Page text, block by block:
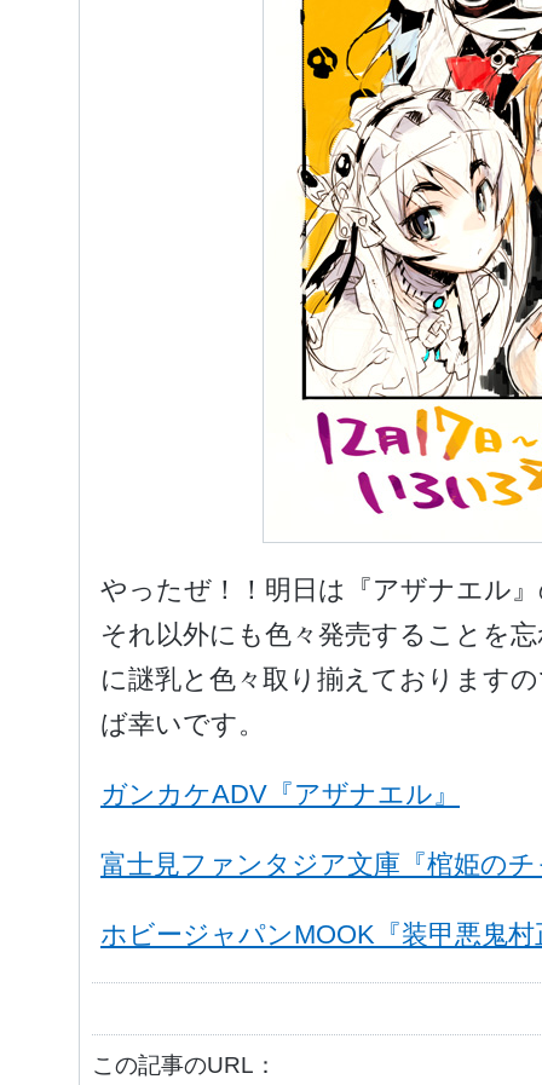
やったぜ！！明日は『アザナエル
それ以外にも色々発売することを
に謎乳と色々取り揃えております
ば幸いです。
ガンカケADV『アザナエル』
富士見ファンタジア文庫『棺姫の
ホビージャパンMOOK『装甲悪鬼
この記事のURL：